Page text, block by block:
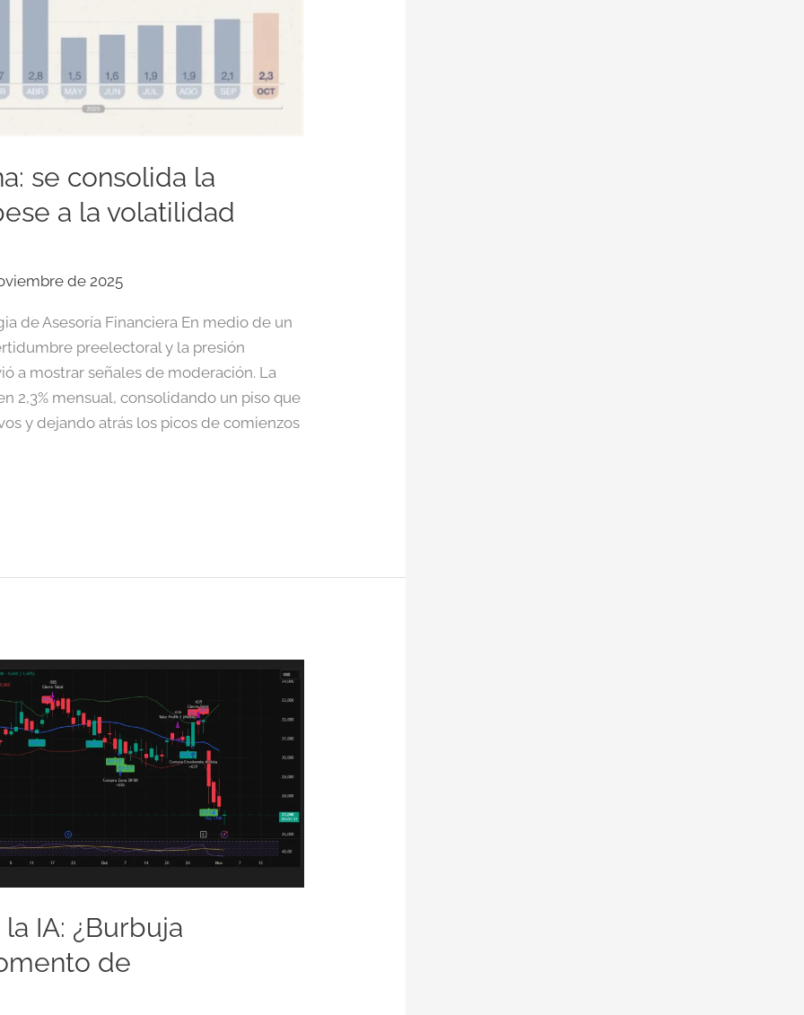
se consolida la
a la volatilidad
de 2025
de Asesoría Financiera En medio de un
preelectoral y la presión
a mostrar señales de moderación. La
2,3% mensual, consolidando un piso que
y dejando atrás los picos de comienzos
IA: ¿Burbuja
de